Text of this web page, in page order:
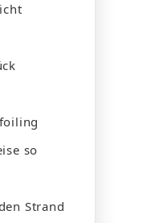
so
Strand